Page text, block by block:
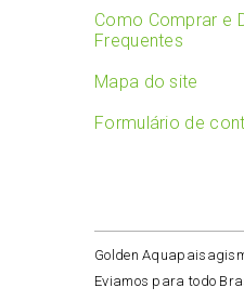
Como Comprar e
Frequentes
Mapa do site
Formulário de
Golden
Eviamos para todo